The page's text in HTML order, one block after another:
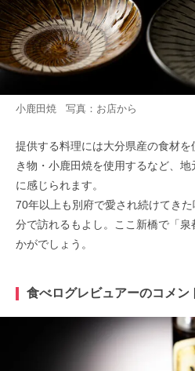
小鹿田焼 写真：お店から
提供する料理には大分県産の食材
き物・小鹿田焼を使用するなど、
に感じられます。
70年以上も別府で愛され続けてき
分で訪れるもよし。ここ新橋で「
かがでしょう。
食べログレビュアーのコメン